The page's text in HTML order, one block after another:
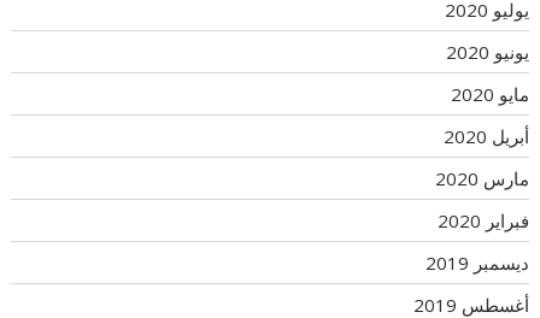
يوليو 2020
يونيو 2020
مايو 2020
أبريل 2020
مارس 2020
فبراير 2020
ديسمبر 2019
أغسطس 2019